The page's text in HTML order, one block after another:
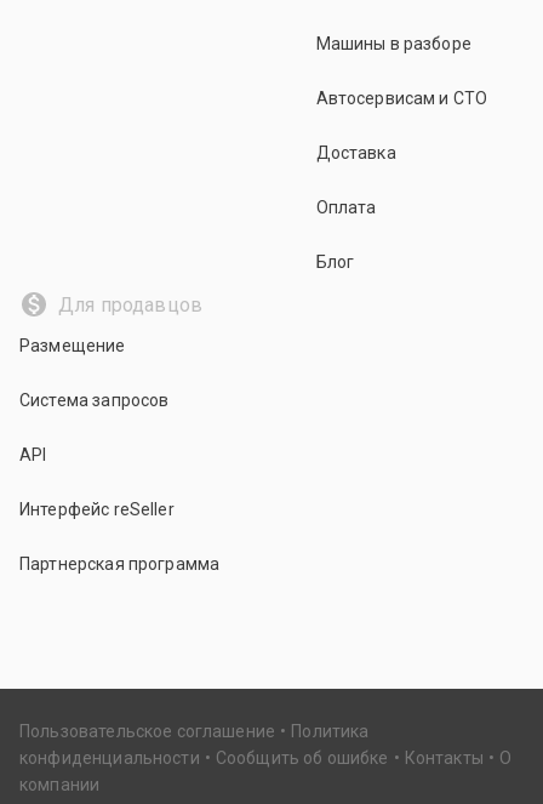
Машины в разборе
Автосервисам и СТО
Доставка
Оплата
Блог
Для продавцов
Размещение
Система запросов
API
Интерфейс reSeller
Партнерская программа
Пользовательское соглашение
Политика
конфиденциальности
Сообщить об ошибке Контакты
О
компании